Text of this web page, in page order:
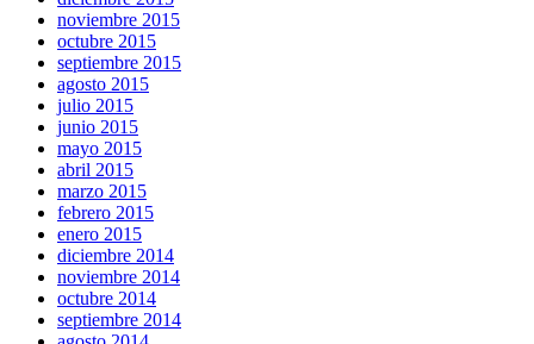
noviembre 2015
octubre 2015
septiembre 2015
agosto 2015
julio 2015
junio 2015
mayo 2015
abril 2015
marzo 2015
febrero 2015
enero 2015
diciembre 2014
noviembre 2014
octubre 2014
septiembre 2014